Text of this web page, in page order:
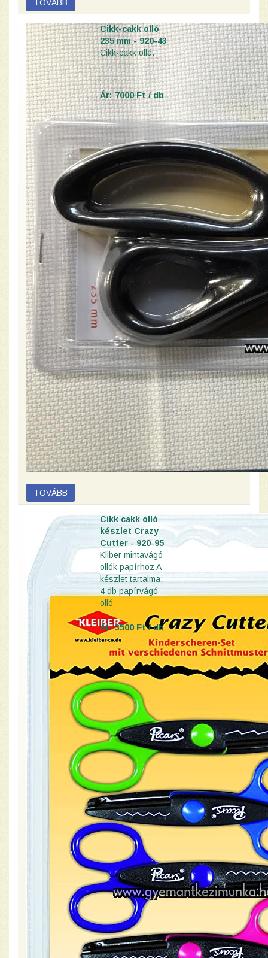
Cikk-cakk olló
235 mm - 920-43
Cikk-cakk olló.
Ár: 7000 Ft / db
Cikk cakk olló
készlet Crazy
Cutter - 920-95
Kliber mintavágó
ollók papírhoz A
készlet tartalma:
4 db papírvágó
olló
Ár: 3500 Ft / db